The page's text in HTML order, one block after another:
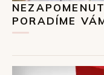
PORADÍME